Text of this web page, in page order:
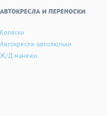
АВТОКРЕСЛА И ПЕРЕНОСКИ
Коляски
Автокресла-автолюльки
Ж/Д манежи